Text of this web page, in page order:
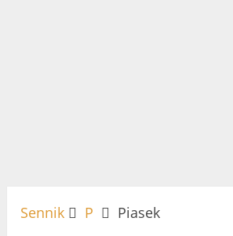
Sennik P Piasek